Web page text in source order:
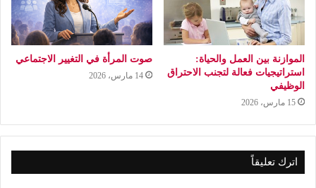
الموازنة بين العمل والحياة:
استراتيجيات فعالة لتجنب الاحتراق
الوظيفي
15 مارس، 2026
صوت المرأة في التغيير الاجتماعي
14 مارس، 2026
اترك تعليقاً